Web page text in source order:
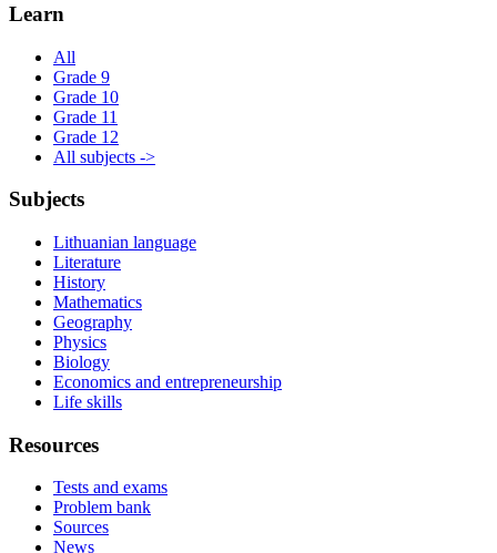
Learn
All
Grade 9
Grade 10
Grade 11
Grade 12
All subjects ->
Subjects
Lithuanian language
Literature
History
Mathematics
Geography
Physics
Biology
Economics and entrepreneurship
Life skills
Resources
Tests and exams
Problem bank
Sources
News